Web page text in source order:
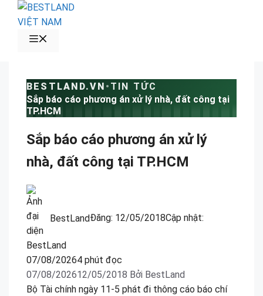
Chuyển
BESTLAND.VN • TIN TỨC
Sắp báo cáo phương án xử lý nhà, đất công tại
TP.HCM
Sắp báo cáo phương án xử lý
nhà, đất công tại TP.HCM
BestLandĐăng: 12/05/2018Cập nhật:
07/08/20264 phút đọc
07/08/202612/05/2018 Bởi BestLand
Bộ Tài chính ngày 11-5 phát đi thông cáo báo chí